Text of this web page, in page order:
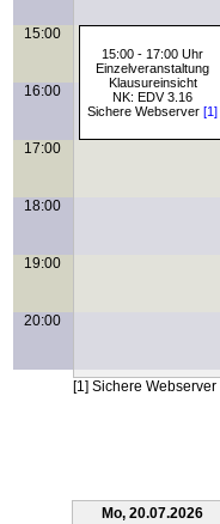
15:00
15:00 - 17:00 Uhr
Einzelveranstaltung
Klausureinsicht
NK: EDV 3.16
Sichere Webserver [1]
16:00
17:00
18:00
19:00
20:00
[1] Sichere Webserver
Mo, 20.07.2026